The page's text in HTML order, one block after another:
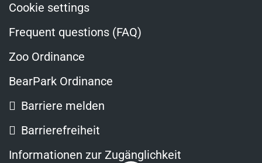
Cookie settings
Frequent questions (FAQ)
Zoo Ordinance
BearPark Ordinance
Barriere melden
Barrierefreiheit
Informationen zur Zugänglichkeit